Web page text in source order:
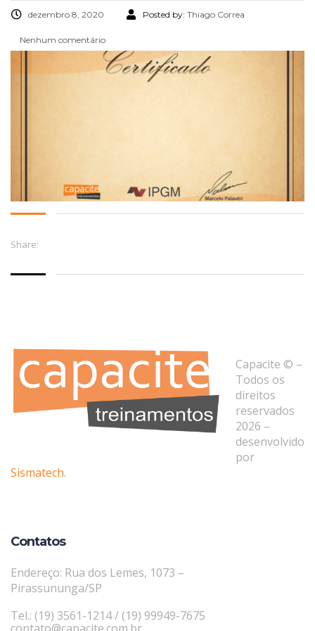
dezembro 8, 2020 Posted by: Thiago Correa
Nenhum comentário
Share:
Capacite © –
Todos os
direitos
reservados
2026 –
desenvolvido
por
Sismatech.
Contatos
Endereço: Rua dos Lemes, 1073 –
Pirassununga/SP
Tel.: (19) 3561-1214 / (19) 99949-7675